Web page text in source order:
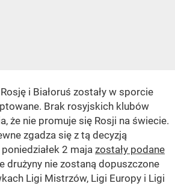
i Białoruś zostały w sporcie
Brak rosyjskich klubów
że nie promuje się Rosji na świecie.
zgadza się z tą decyzją
2 maja zostały podane
drużyny nie zostaną dopuszczone
Ligi Mistrzów, Ligi Europy i Ligi